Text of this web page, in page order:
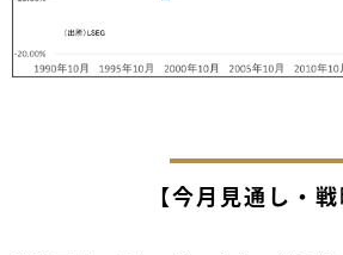
【今月見通し・戦